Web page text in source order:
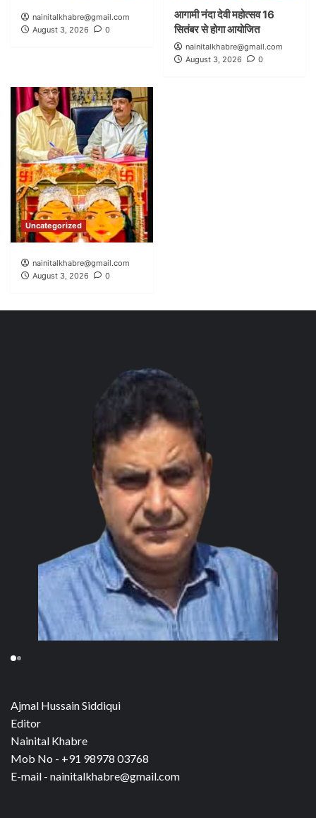
nainitalkhabre@gmail.com
August 3, 2026
0
आगामी नंदा देवी महोत्सव 16
सितंबर से होगा आयोजित
nainitalkhabre@gmail.com
August 3, 2026
0
Uncategorized
nainitalkhabre@gmail.com
August 3, 2026
0
Ajmal Hussain Siddiqui
Editor
Nainital Khabre
Mob No - +91 98978 03768
E-mail - nainitalkhabre@gmail.com